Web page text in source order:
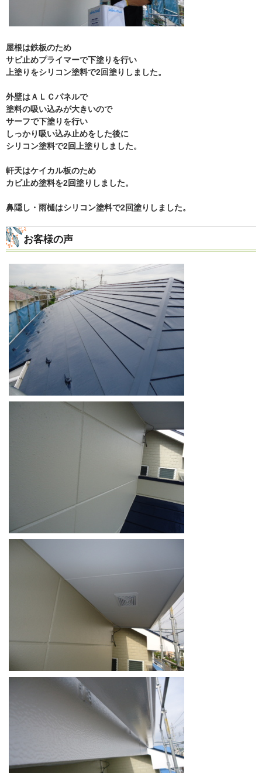
屋根は鉄板のため
サビ止めプライマーで下塗りを行い
上塗りをシリコン塗料で2回塗りしました。
外壁はＡＬＣパネルで
塗料の吸い込みが大きいので
サーフで下塗りを行い
しっかり吸い込み止めをした後に
シリコン塗料で2回上塗りしました。
軒天はケイカル板のため
カビ止め塗料を2回塗りしました。
鼻隠し・雨樋はシリコン塗料で2回塗りしました。
お客様の声